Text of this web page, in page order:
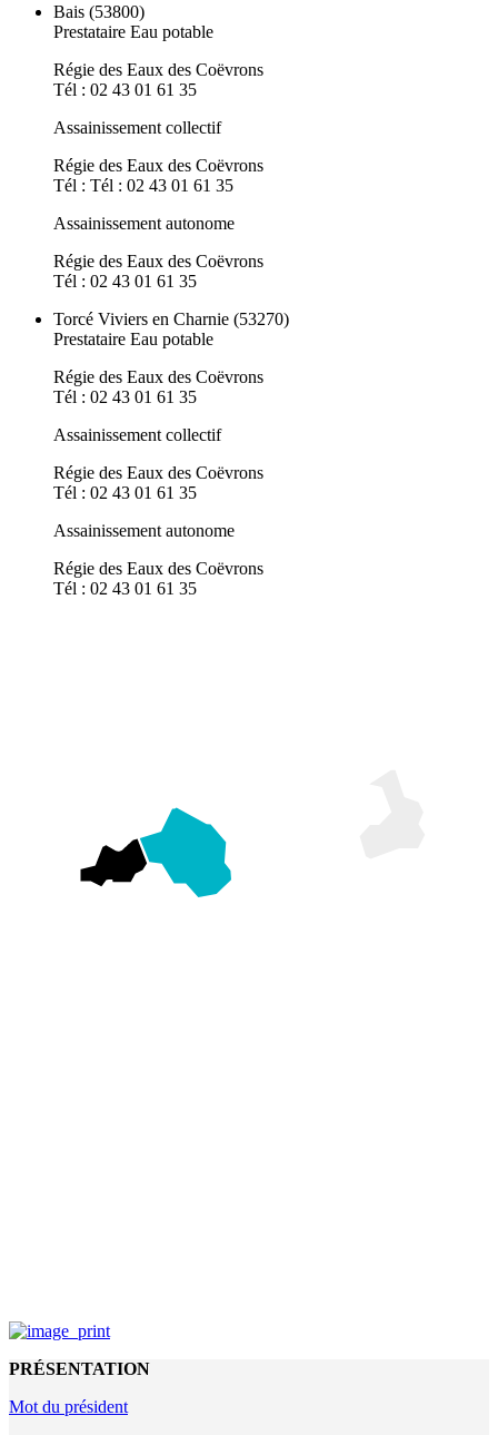
Bais (53800)
Prestataire Eau potable
Régie des Eaux des Coëvrons
Tél : 02 43 01 61 35
Assainissement collectif
Régie des Eaux des Coëvrons
Tél : Tél : 02 43 01 61 35
Assainissement autonome
Régie des Eaux des Coëvrons
Tél : 02 43 01 61 35
Torcé Viviers en Charnie (53270)
Prestataire Eau potable
Régie des Eaux des Coëvrons
Tél : 02 43 01 61 35
Assainissement collectif
Régie des Eaux des Coëvrons
Tél : 02 43 01 61 35
Assainissement autonome
Régie des Eaux des Coëvrons
Tél : 02 43 01 61 35
PRÉSENTATION
Mot du président